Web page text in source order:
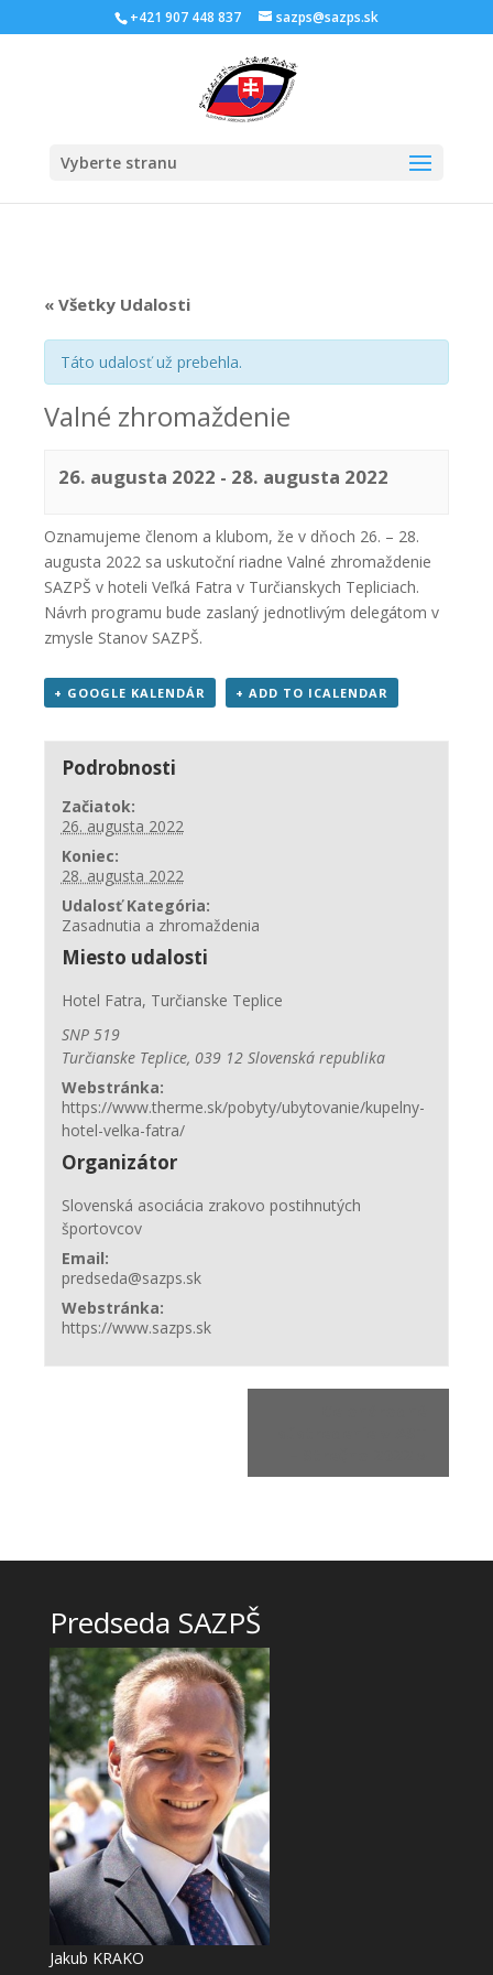
+421 907 448 837 sazps@sazps.sk
Vyberte stranu
« Všetky Udalosti
Táto udalosť už prebehla.
Valné zhromaždenie
26. augusta 2022 - 28. augusta 2022
Oznamujeme členom a klubom, že v dňoch 26. – 28.
augusta 2022 sa uskutoční riadne Valné zhromaždenie
SAZPŠ v hoteli Veľká Fatra v Turčianskych Tepliciach.
Návrh programu bude zaslaný jednotlivým delegátom v
zmysle Stanov SAZPŠ.
+ GOOGLE KALENDÁR + ADD TO ICALENDAR
Podrobnosti
Začiatok:
26. augusta 2022
Koniec:
28. augusta 2022
Udalosť Kategória:
Zasadnutia a zhromaždenia
Miesto udalosti
Hotel Fatra, Turčianske Teplice
SNP 519
Turčianske Teplice, 039 12 Slovenská republika
Webstránka:
https://www.therme.sk/pobyty/ubytovanie/kupelny-
hotel-velka-fatra/
Organizátor
Slovenská asociácia zrakovo postihnutých
športovcov
Email:
predseda@sazps.sk
Webstránka:
https://www.sazps.sk
Predseda SAZPŠ
Jakub KRAKO